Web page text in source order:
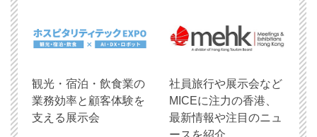
観光・宿泊・飲食業の
業務効率と顧客体験を
支える展示会
社員旅行や展示会など
MICEに注力の香港、
最新情報や注目のニュ